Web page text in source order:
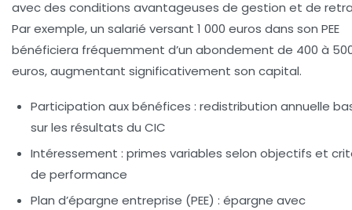
avec des conditions avantageuses de gestion et de
Par exemple, un salarié versant 1 000 euros dans son PEE
bénéficiera fréquemment d’un abondement de 400 à
euros, augmentant significativement son capital.
Participation aux bénéfices : redistribution annuelle
sur les résultats du CIC
Intéressement : primes variables selon objectifs et
de performance
Plan d’épargne entreprise (PEE) : épargne avec